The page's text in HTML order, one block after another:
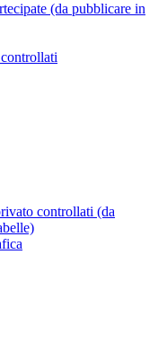
(da pubblicare in
controllati (da